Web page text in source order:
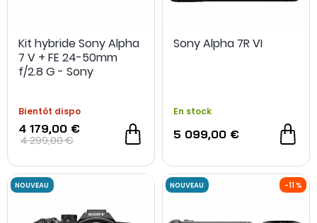
Kit hybride Sony Alpha
7 V + FE 24-50mm
f/2.8 G - Sony
Bientôt dispo
4 179,00 €
4 299,00 €
Sony Alpha 7R VI
En stock
5 099,00 €